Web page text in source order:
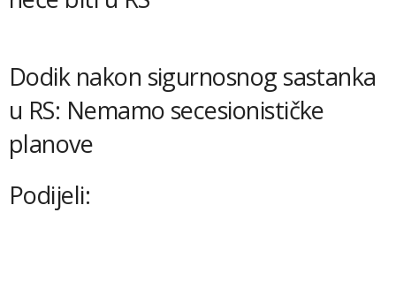
Dodik nakon sigurnosnog sastanka
u RS: Nemamo secesionističke
planove
Podijeli: